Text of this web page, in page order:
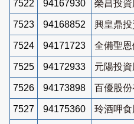
7522 94167930 榮昌投資
7523 94168852 興皇鼎投
7524 94171723 全備聖恩
7525 94172933 元陽投資
7526 94173898 百優股份
7527 94175360 玲酒呷食